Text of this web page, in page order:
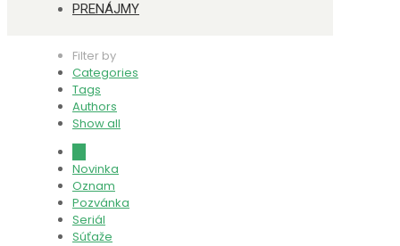
PRENÁJMY
Filter by
Categories
Tags
Authors
Show all
Novinka
Oznam
Pozvánka
Seriál
Súťaže